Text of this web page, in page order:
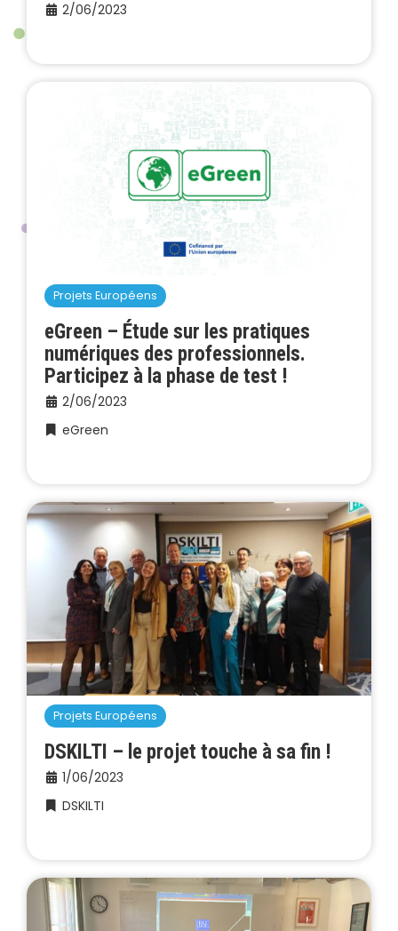
2/06/2023
Projets Européens
eGreen – Étude sur les pratiques
numériques des professionnels.
Participez à la phase de test !
2/06/2023
eGreen
Projets Européens
DSKILTI – le projet touche à sa fin !
1/06/2023
DSKILTI